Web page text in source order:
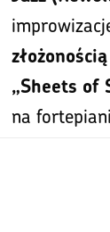
„Sheets of
na